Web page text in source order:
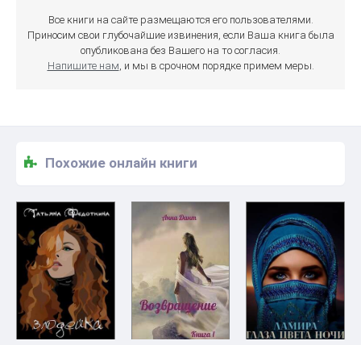
Все книги на сайте размещаются его пользователями.
Приносим свои глубочайшие извинения, если Ваша книга была
опубликована без Вашего на то согласия.
Напишите нам , и мы в срочном порядке примем меры.
Похожие онлайн книги